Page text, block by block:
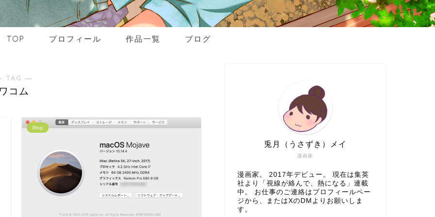
TOP プロフィール 作品一覧 ブログ
TAG ―
コム
Blog
漫画家
兎月（うさずき）メイ
漫画家。 2017年デビュー。 現在は集英
社より「視線が絡んで、熱になる」連載
中。 お仕事のご連絡はプロフィールペー
ジから、またはXのDMよりお願いしま
す。